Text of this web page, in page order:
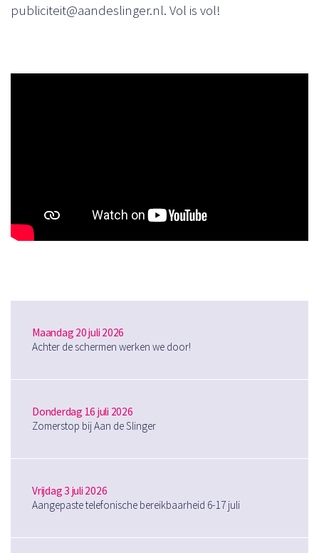
publiciteit@aandeslinger.nl. Vol is vol!
Maandag 20 juli 2026
Achter de schermen werken we door!
Donderdag 16 juli 2026
Zomerstop bij Aan de Slinger
Vrijdag 3 juli 2026
Aangepaste telefonische bereikbaarheid 6-17 juli